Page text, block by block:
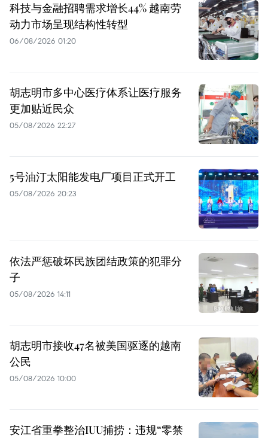
科技与金融招聘需求增长44% 越南劳
动力市场呈现结构性转型
06/08/2026 01:20
胡志明市多中心医疗体系让医疗服务
更加贴近民众
05/08/2026 22:27
5号油汀太阳能发电厂项目正式开工
05/08/2026 20:23
依法严惩破坏民族团结政策的犯罪分
子
05/08/2026 14:11
胡志明市接收47名被美国驱逐的越南
公民
05/08/2026 10:00
安江省重拳整治IUU捕捞：违规“零禁